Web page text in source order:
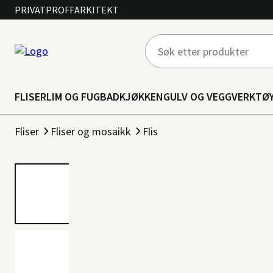
PRIVATPROFFARKITEKT
FLISERLIM OG FUGBADKJØKKENGULV OG VEGG
Fliser Fliser og mosaikk Flis